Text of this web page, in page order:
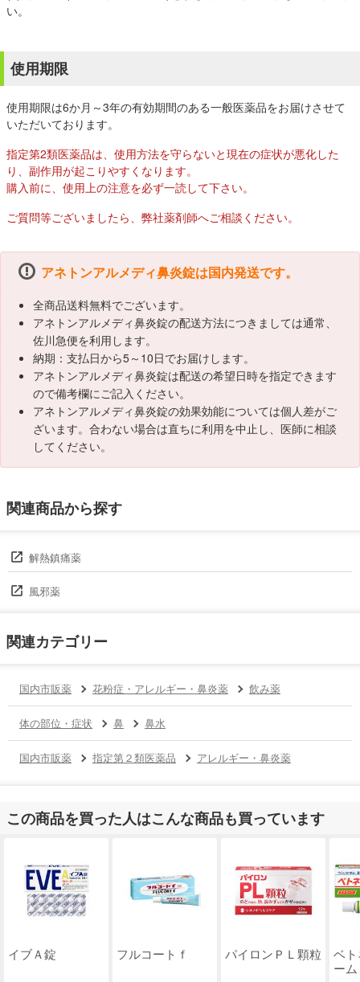
い。
使用期限
使用期限は6か月～3年の有効期間のある一般医薬品をお届けさせて
いただいております。
指定第2類医薬品は、使用方法を守らないと現在の症状が悪化した
り、副作用が起こりやすくなります。
購入前に、使用上の注意を必ず一読して下さい。
ご質問等ございましたら、弊社薬剤師へご相談ください。
アネトンアルメディ鼻炎錠は国内発送です。
全商品送料無料でございます。
アネトンアルメディ鼻炎錠の配送方法につきましては通常、
佐川急便を利用します。
納期：支払日から5～10日でお届けします。
アネトンアルメディ鼻炎錠は配送の希望日時を指定できます
ので備考欄にご記入ください。
アネトンアルメディ鼻炎錠の効果効能については個人差がご
ざいます。合わない場合は直ちに利用を中止し、医師に相談
してください。
関連商品から探す
解熱鎮痛薬
風邪薬
関連カテゴリー
国内市販薬 花粉症・アレルギー・鼻炎薬 飲み薬
体の部位・症状 鼻 鼻水
国内市販薬 指定第２類医薬品 アレルギー・鼻炎薬
この商品を買った人はこんな商品も買っています
イブＡ錠 フルコートｆ パイロンＰＬ顆粒
ベ
ー